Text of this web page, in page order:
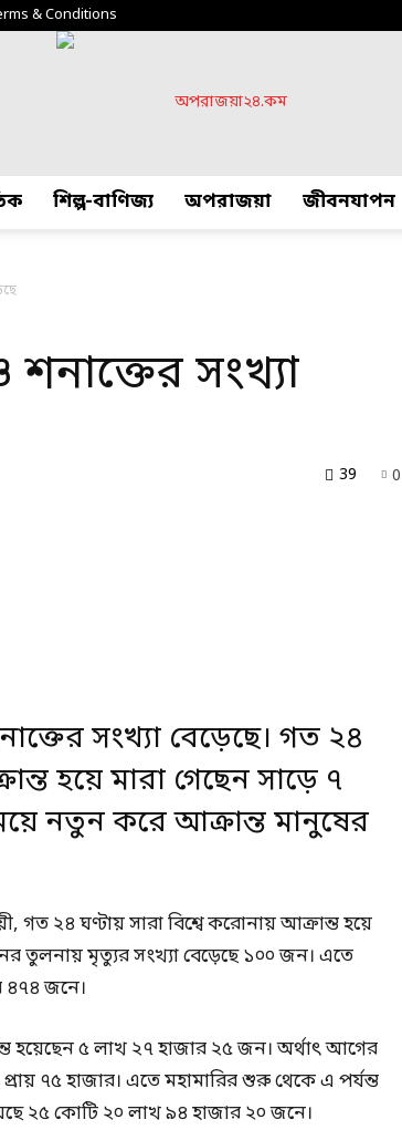
& Conditions
শিল্প-বাণিজ্য অপরাজয়া জীবনযাপন
সংখ্যা
0
39
সংখ্যা বেড়েছে। গত ২৪
হয়ে মারা গেছেন সাড়ে ৭
নতুন করে আক্রান্ত মানুষের
গত ২৪ ঘণ্টায় সারা বিশ্বে করোনায় আক্রান্ত হয়ে
তুলনায় মৃত্যুর সংখ্যা বেড়েছে ১০০ জন। এতে
৪৭৪ জনে।
হয়েছেন ৫ লাখ ২৭ হাজার ২৫ জন। অর্থাৎ আগের
৭৫ হাজার। এতে মহামারির শুরু থেকে এ পর্যন্ত
২৫ কোটি ২০ লাখ ৯৪ হাজার ২০ জনে।